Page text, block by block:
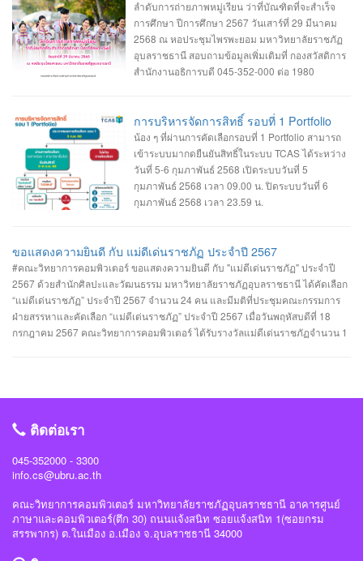
ละเอียดสาขาวิชา เกณฑ์คุณสมบัติของสาขาวิชา และรายละเอียดการรับสมัคร -----
-------------- สอบถามข้อมูลเพิ่มเติม งานรับเข้าศึกษา ฯ อาคารเรียนและปฏิบัติการ
ชั้น 2 045-352-000 ต่อ 2143 , 2147 หรือ 2144
ลำดับการถ่ายภาพหมู่เรียน ว่าที่บัณฑิตที่จะสำเร็จ
การศึกษา ปีการศึกษา 2567 วันเสาร์ที่ 29 มีนาคม
2568 ณ หอประชุมไพรพะยอม มหาวิทยาลัยราชภัฏ
อุบลราชธานี สอบถามข้อมูลเพิ่มเติมที่ กองสวัสดิการ
สำนักงานอธิการบดี 045-352-000 ต่อ 1980
การบริหารจัดการสิทธิ์ รอบที่ 1 Portfolio
น้อง ๆ ที่ผ่านการคัดเลือกรอบที่ 1 Portfolio สามารถ
เข้าระบบมากดยืนยันสิทธิ์ในระบบ TCAS ได้ระหว่าง
วันที่ 5-6 กุมภาพันธ์ 2568 เปิดระบบวันที่ 5
กุมภาพันธ์ 2568 เวลา 09.00 น. ปิดระบบวันที่ 6
กุมภาพันธ์ 2568 เวลา 23.59 น.
ขอแสดงความยินดี กับ แม่ดีเด่นราชภัฏ ประจำปี 2567
#คณะวิทยาการคอมพิวเตอร์ ขอแสดงความยินดี กับ "แม่ดีเด่นราชภัฏ" ประจำปี
2567 ด้วยสำนักศิลปะและวัฒนธรรม มหาวิทยาลัยราชภัฏอุบลราชธานี ได้คัดเลือก
“แม่ดีเด่นราชภัฏ” ประจำปี 2567 จำนวน 24 คน และมีมติที่ประชุมคณะกรรมการ
ฝ่ายสรรหาและคัดเลือก “แม่ดีเด่นราชภัฏ” ประจำปี 2567 เมื่อวันพฤหัสบดีที่ 18
กรกฎาคม 2567 คณะวิทยาการคอมพิวเตอร์ ได้รับรางวัลแม่ดีเด่นราชภัฏจำนวน 1
ราชภัฏอุบลราชธานี #มหาวิทยาลัยแห่งความสุข
ติดต่อเรา
045-352000 - 3300
info.cs@ubru.ac.th
คณะวิทยาการคอมพิวเตอร์ มหาวิทยาลัยราชภัฏอุบลราชธานี อาคารศูนย์
ภาษาและคอมพิวเตอร์(ตึก 30) ถนนแจ้งสนิท ซอยแจ้งสนิท 1(ซอยกรม
สรรพากร) ต.ในเมือง อ.เมือง จ.อุบลราชธานี 34000